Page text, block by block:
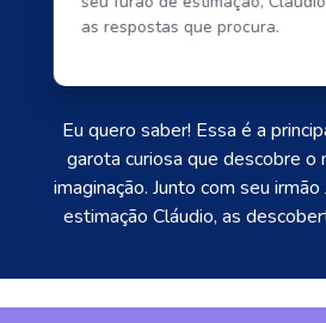
as respostas que procura.
Eu quero saber! Essa é a
garota curiosa que descobre o
imaginação. Junto com seu
estimação Cláudio, as